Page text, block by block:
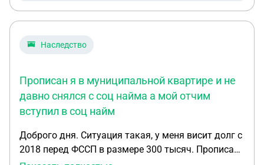
Наследство
Прописан я в муниципальной квартире и не
давно снялся с соц найма а мой отчим
вступил в соц найм
Доброго дня. Ситуация такая, у меня висит долг с
2018 перед ФССП в размере 300 тысяч. Прописан